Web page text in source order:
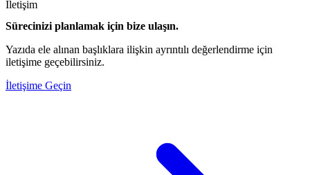
İletişim
Sürecinizi planlamak için bize ulaşın.
Yazıda ele alınan başlıklara ilişkin ayrıntılı değerlendirme için
iletişime geçebilirsiniz.
İletişime Geçin